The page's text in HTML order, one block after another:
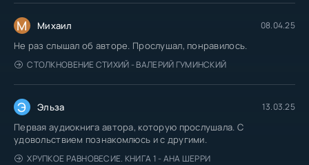
М Михаил 08.04.25
Не раз слышал об авторе. Прослушал, понравилось.
СТОЛКНОВЕНИЕ СТИХИЙ - ВАЛЕРИЙ ГУМИНСКИЙ
Э Эльза 13.03.25
Первая аудиокнига автора, которую прослушала. С
удовольствием познакомлюсь и с другими.
ХРУПКОЕ РАВНОВЕСИЕ. КНИГА 1 - АНА ШЕРРИ